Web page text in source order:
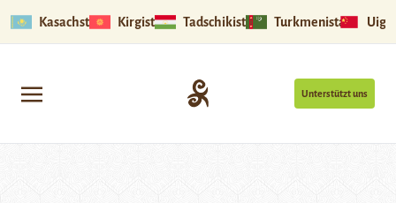
Kasachstan Kirgistan Tadschikistan Turkmenistan
Unterstützt uns